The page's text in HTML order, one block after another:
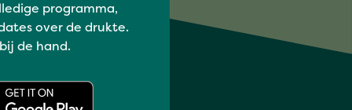
programma,
over de drukte.
de hand.